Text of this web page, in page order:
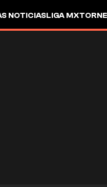
NOTICIASLIGA MX